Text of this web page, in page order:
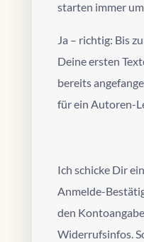
starten immer
Ja – richtig: Bis
Deine ersten
bereits
für ein Autoren-
Ich schicke Dir
Anmelde-
den
Widerrufsinfos.